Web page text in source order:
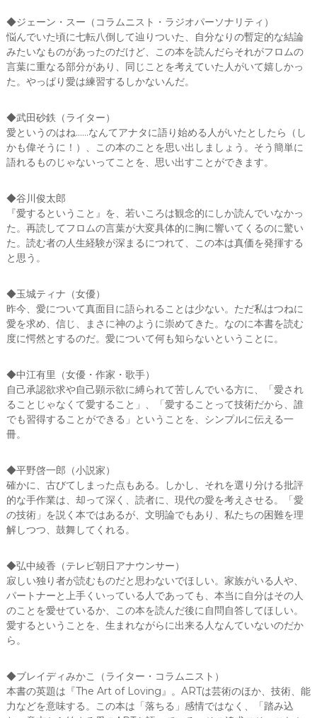
◆ジェーン・スー（コラムニスト・ラジオパーソナリティ）
悩んでいた頃に七転八倒して辿りついた、自分なりの暫定的な結論
みたいなものがあったのだけど、この本を読んだらそれがフロムの
言葉に重なる部分があり、同じことを考えていた人がいて嬉しかっ
た。やっぱり愛は練習するしかないんだ。
◆武田砂鉄（ライター）
愛というのはね……なんてアナタに語り始める人がいたとしたら（し
かも偉そうに！）、この本のことを思い出しましょう。そう簡単に
語れるものじゃないってことを、思い出すことができます。
◆谷川俊太郎
『愛するということ』を、若いころは観念的にしか読んでいなかっ
た。再読してフロムの言葉が大変具体的に胸に響いてくるのに驚い
た。読む者の人生経験が深まるにつれて、この本は真価を発揮する
と思う。
◆玉城ティナ（女優）
昨今、愛について真面目に語られることは少ない。ただ私はつねに
愛を求め、信じ、まさに神のように崇めてきた。なのに本書を読む
度に愕然とするのだ。愛について何も知らないということに。
◆中江有里（女優・作家・歌手）
自己承認欲求や自己顕示欲に縛られて苦しんでいる方に、「愛され
ることじゃなくて愛すること」、「愛することって技術だから、誰
でも習得することができる」ということを、シンプルに伝える一
冊。
◆平野啓一郎（小説家）
確かに、古びてしまった点もある。しかし、それを選り分ける批評
的な手作業は、却って深く、読者に、現代の愛を考えさせる。「愛
の技術」を説く本ではあるが、文明論でもあり、私たちの困難を理
解しつつ、鼓舞してくれる。
◆弘中綾香（テレビ朝日アナウンサー）
寂しい独り者が読むものだと思わないでほしい。家族がいる人や、
パートナーと上手くいっている人であっても、本当に自分はその人
のことを愛せているか、この本を読んだ後に自問自答してほしい。
愛するということを、生まれながらに出来る人なんていないのだか
ら。
◆ブレイディみかこ（ライター・コラムニスト）
本書の英題は『The Art of Loving』。ARTは芸術のほか、技術、能
力などを意味する。この本は「落ちる」感情ではなく、「踏み込